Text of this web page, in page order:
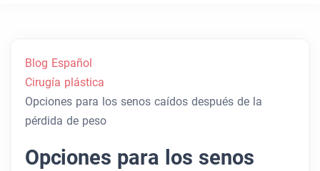
Blog Español
Cirugía plástica
Opciones para los senos caídos después de la
pérdida de peso
Opciones para los senos